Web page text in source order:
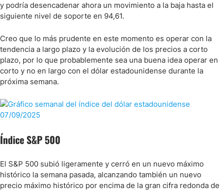
y podría desencadenar ahora un movimiento a la baja hasta el
siguiente nivel de soporte en 94,61.
Creo que lo más prudente en este momento es operar con la
tendencia a largo plazo y la evolución de los precios a corto
plazo, por lo que probablemente sea una buena idea operar en
corto y no en largo con el dólar estadounidense durante la
próxima semana.
Índice S&P 500
El S&P 500 subió ligeramente y cerró en un nuevo máximo
histórico la semana pasada, alcanzando también un nuevo
precio máximo histórico por encima de la gran cifra redonda de